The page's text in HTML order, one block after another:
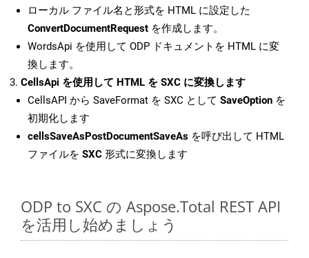
ローカル ファイル名と形式を HTML に設定した
ConvertDocumentRequest を作成します。
WordsApi を使用して ODP ドキュメントを HTML に変
換します。
CellsApi を使用して HTML を SXC に変換します
CellsAPI から SaveFormat を SXC として SaveOption を
初期化します
cellsSaveAsPostDocumentSaveAs を呼び出して HTML
ファイルを SXC 形式に変換します
ODP to SXC の Aspose.Total REST API
を活用し始めましょう